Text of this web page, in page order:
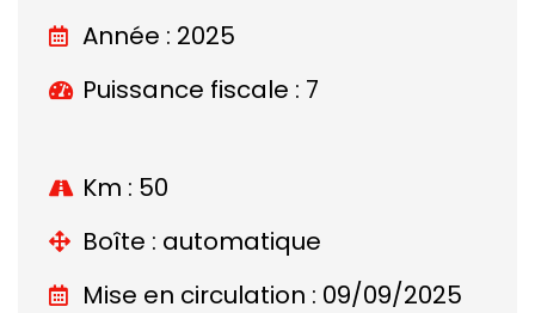
Année : 2025
Puissance fiscale : 7
Km : 50
Boîte : automatique
Mise en circulation : 09/09/2025